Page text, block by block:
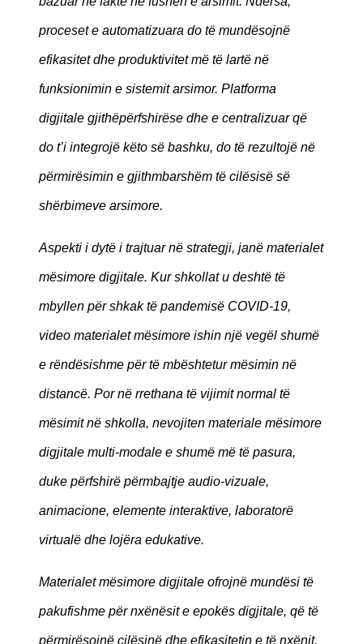
proceset e automatizuara do të mundësojnë
efikasitet dhe produktivitet më të lartë në
funksionimin e sistemit arsimor. Platforma
digjitale gjithëpërfshirëse dhe e centralizuar që
do t’i integrojë këto së bashku, do të rezultojë në
përmirësimin e gjithmbarshëm të cilësisë së
shërbimeve arsimore.
Aspekti i dytë i trajtuar në strategji, janë materialet
mësimore digjitale. Kur shkollat u deshtë të
mbyllen për shkak të pandemisë COVID-19,
video materialet mësimore ishin një vegël shumë
e rëndësishme për të mbështetur mësimin në
distancë. Por në rrethana të vijimit normal të
mësimit në shkolla, nevojiten materiale mësimore
digjitale multi-modale e shumë më të pasura,
duke përfshirë përmbajtje audio-vizuale,
animacione, elemente interaktive, laboratorë
virtualë dhe lojëra edukative.
Materialet mësimore digjitale ofrojnë mundësi të
pakufishme për nxënësit e epokës digjitale, që të
përmirësojnë cilësinë dhe efikasitetin e të nxënit,